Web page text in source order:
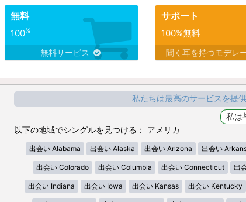
無料
100%
無料サービス
サポート
100%無料
聞く耳を持つモデレ
私たちは最高のサービスを提
以下の地域でシングルを見つける： アメリカ
出会い Alabama 出会い Alaska 出会い Arizona 出会い
出会い Colorado 出会い Columbia 出会い Connecticut 出
出会い Indiana 出会い Iowa 出会い Kansas 出会い Kentucky